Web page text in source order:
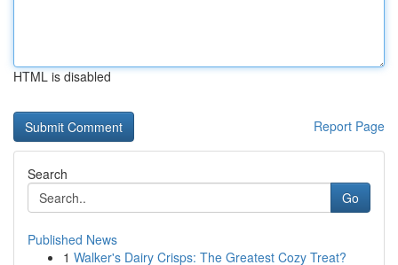
HTML is disabled
Report Page
Search
Go
Published News
1 Walker's Dairy Crisps: The Greatest Cozy Treat?